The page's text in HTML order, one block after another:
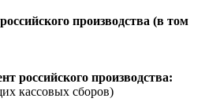
производства (в том
российского производства:
кассовых сборов)